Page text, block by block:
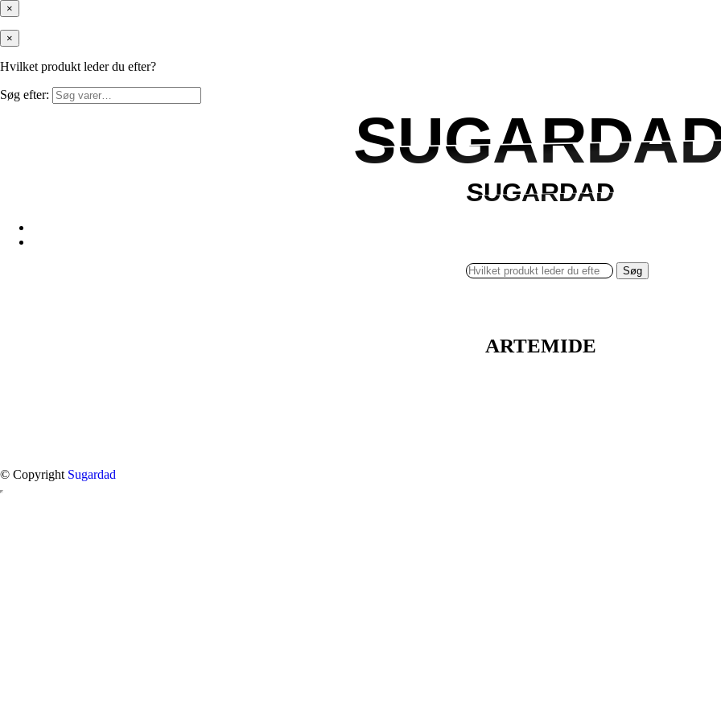
×
×
Hvilket produkt leder du efter?
Søg efter:
SUGARDAD
SUGARDAD
Søg
ARTEMIDE
© Copyright Sugardad